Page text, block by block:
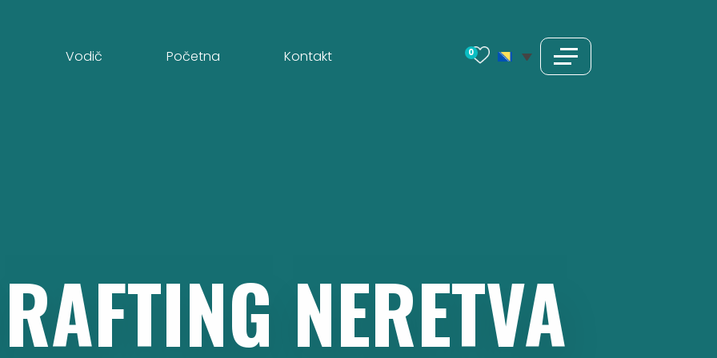
Vodič Početna Kontakt 0
RAFTING NERETVA